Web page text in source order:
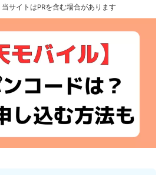
当サイトはPRを含む場合があります